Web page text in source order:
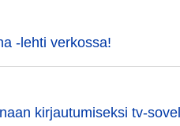
-lehti verkossa!
kirjautumiseksi tv-